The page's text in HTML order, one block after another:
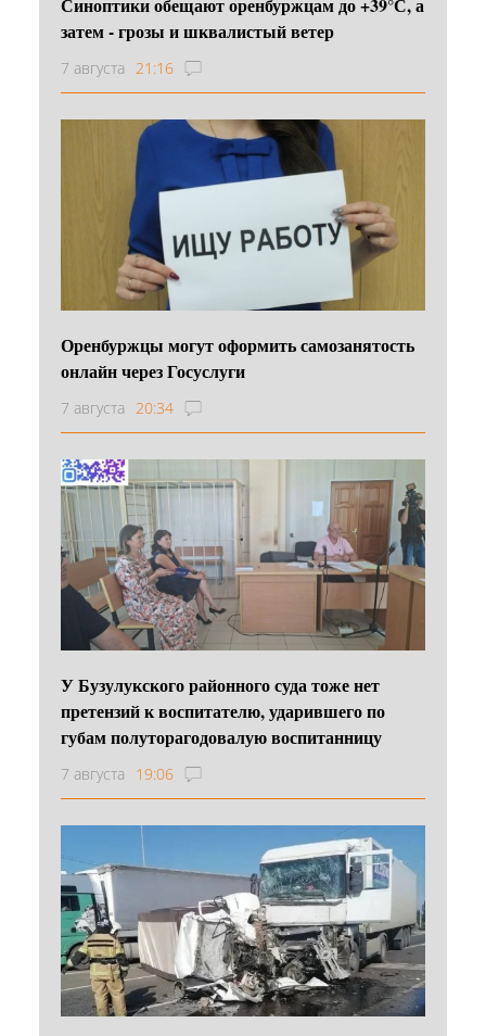
затем - грозы и шквалистый ветер
7 августа 21:16
Оренбуржцы могут оформить самозанятость
онлайн через Госуслуги
7 августа 20:34
У Бузулукского районного суда тоже нет
претензий к воспитателю, ударившего по
губам полуторагодовалую воспитанницу
7 августа 19:06